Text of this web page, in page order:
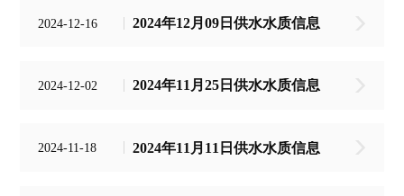
2024-12-16 2024年12月09日供水水质信息
2024-12-02 2024年11月25日供水水质信息
2024-11-18 2024年11月11日供水水质信息